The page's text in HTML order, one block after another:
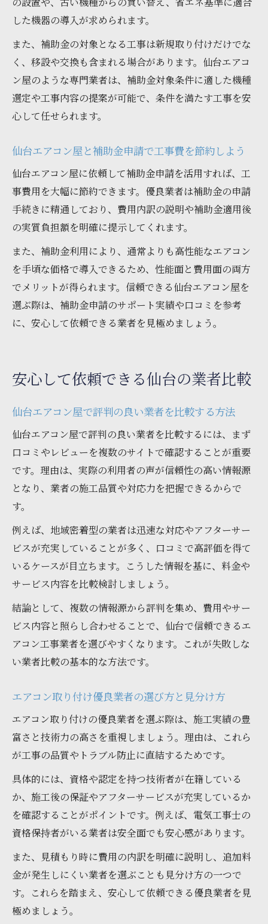
した機器の導入が求められます。
また、補助金の対象となる工事は新規取り付けだけでな
く、移設や交換も含まれる場合があります。仙台エアコ
ン屋のような専門業者は、補助金対象条件に適した機種
選定や工事内容の提案が可能で、条件を満たす工事を安
心して任せられます。
仙台エアコン屋と補助金申請で工事費を節約しよう
仙台エアコン屋に依頼して補助金申請を活用すれば、工
事費用を大幅に節約できます。優良業者は補助金の申請
手続きに精通しており、費用内訳の説明や補助金適用後
の実質負担額を明確に提示してくれます。
また、補助金利用により、通常よりも高性能なエアコン
を手頃な価格で導入できるため、性能面と費用面の両方
でメリットが得られます。信頼できる仙台エアコン屋を
選ぶ際は、補助金申請のサポート実績や口コミを参考
に、安心して依頼できる業者を見極めましょう。
安心して依頼できる仙台の業者比較
仙台エアコン屋で評判の良い業者を比較する方法
仙台エアコン屋で評判の良い業者を比較するには、まず
口コミやレビューを複数のサイトで確認することが重要
です。理由は、実際の利用者の声が信頼性の高い情報源
となり、業者の施工品質や対応力を把握できるからで
す。
例えば、地域密着型の業者は迅速な対応やアフターサー
ビスが充実していることが多く、口コミで高評価を得て
いるケースが目立ちます。こうした情報を基に、料金や
サービス内容を比較検討しましょう。
結論として、複数の情報源から評判を集め、費用やサー
ビス内容と照らし合わせることで、仙台で信頼できるエ
アコン工事業者を選びやすくなります。これが失敗しな
い業者比較の基本的な方法です。
エアコン取り付け優良業者の選び方と見分け方
エアコン取り付けの優良業者を選ぶ際は、施工実績の豊
富さと技術力の高さを重視しましょう。理由は、これら
が工事の品質やトラブル防止に直結するためです。
具体的には、資格や認定を持つ技術者が在籍している
か、施工後の保証やアフターサービスが充実しているか
を確認することがポイントです。例えば、電気工事士の
資格保持者がいる業者は安全面でも安心感があります。
また、見積もり時に費用の内訳を明確に説明し、追加料
金が発生しにくい業者を選ぶことも見分け方の一つで
す。これらを踏まえ、安心して依頼できる優良業者を見
極めましょう。